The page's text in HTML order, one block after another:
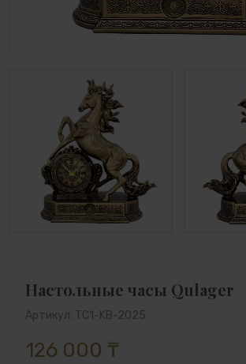
Настольные часы Qulager
Артикул: TC1-KB-2025
126 000 ₸